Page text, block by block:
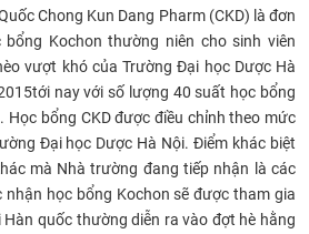
Chong Kun Dang Pharm (CKD) là đơn
Kochon thường niên cho sinh viên
vượt khó của Trường Đại học Dược Hà
nay với số lượng 40 suất học bổng
Học bổng CKD được điều chỉnh theo mức
Đại học Dược Hà Nội. Điểm khác biệt
mà Nhà trường đang tiếp nhận là các
học bổng Kochon sẽ được tham gia
quốc thường diễn ra vào đợt hè hằng